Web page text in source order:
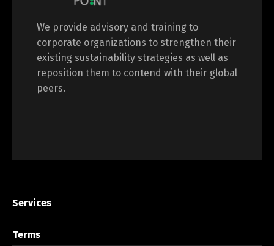
We provide advisory and training to
corporate organizations to strengthen their
existing sustainability strategies as well as
reposition them to contend with their global
peers.
Services
Terms